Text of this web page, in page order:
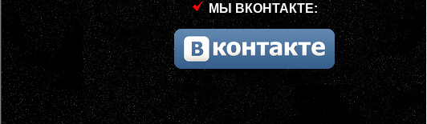
МЫ ВКОНТАКТЕ: